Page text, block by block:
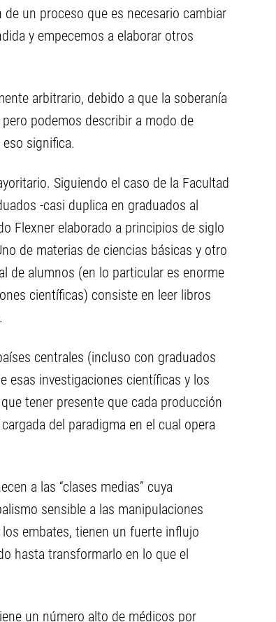
un proceso que es necesario cambiar
y empecemos a elaborar otros
arbitrario, debido a que la soberanía
podemos describir a modo de
significa.
Siguiendo el caso de la Facultad
-casi duplica en graduados al
Flexner elaborado a principios de siglo
de materias de ciencias básicas y otro
de alumnos (en lo particular es enorme
científicas) consiste en leer libros
centrales (incluso con graduados
esas investigaciones científicas y los
tener presente que cada producción
del paradigma en el cual opera
a las “clases medias” cuya
sensible a las manipulaciones
embates, tienen un fuerte influjo
hasta transformarlo en lo que el
un número alto de médicos por